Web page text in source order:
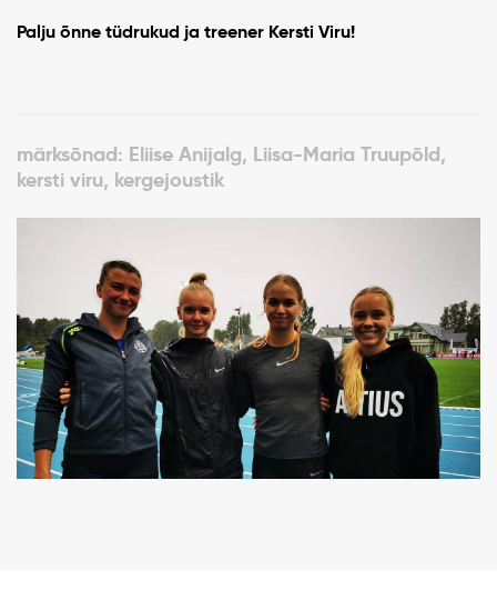
Palju õnne tüdrukud ja treener Kersti Viru!
märksõnad: Eliise Anijalg, Liisa-Maria Truupõld,
kersti viru, kergejoustik